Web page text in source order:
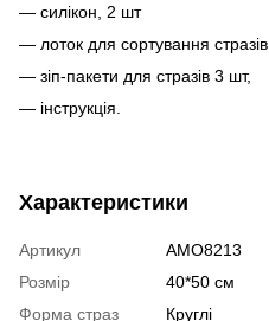
— силікон, 2 шт
— лоток для сортування стразів,
— зіп-пакети для стразів 3 шт,
— інструкція.
Характеристики
Артикул
AMO8213
Розмір
40*50 см
Форма страз
Круглі